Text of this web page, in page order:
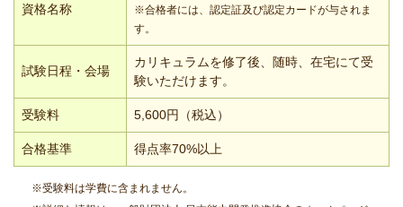
資格名称
※合格者には、認定証及び認定カードが与されま
す。
試験日程・会場
カリキュラムを修了後、随時、在宅にて受
験いただけます。
受験料 5,600円（税込）
合格基準 得点率70%以上
※受験料は学費に含まれません。